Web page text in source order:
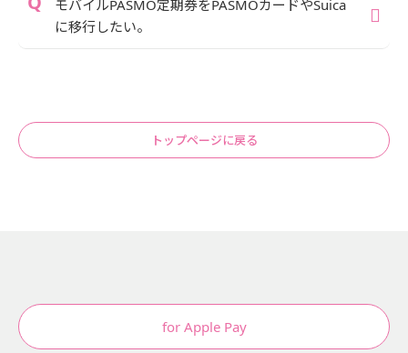
モバイルPASMO定期券をPASMOカードやSuica
に移行したい。
トップページに戻る
for Apple Pay